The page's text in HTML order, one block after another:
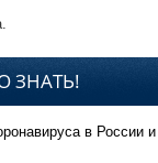
ЗНАТЬ!
в России и